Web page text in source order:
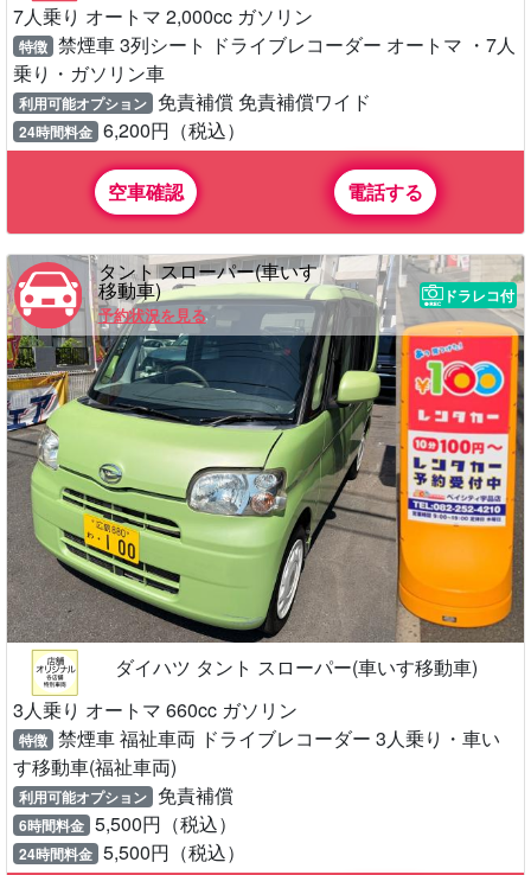
7人乗り オートマ 2,000cc ガソリン
特徴 禁煙車 3列シート ドライブレコーダー オートマ ・7人
乗り・ガソリン車
利用可能オプション 免責補償 免責補償ワイド
24時間料金 6,200円（税込）
空車確認 電話する
タント スローパー(車いす
移動車)
予約状況を見る
ドラレコ付
ダイハツ タント スローパー(車いす移動車)
3人乗り オートマ 660cc ガソリン
特徴 禁煙車 福祉車両 ドライブレコーダー 3人乗り・車い
す移動車(福祉車両)
利用可能オプション 免責補償
6時間料金 5,500円（税込）
24時間料金 5,500円（税込）